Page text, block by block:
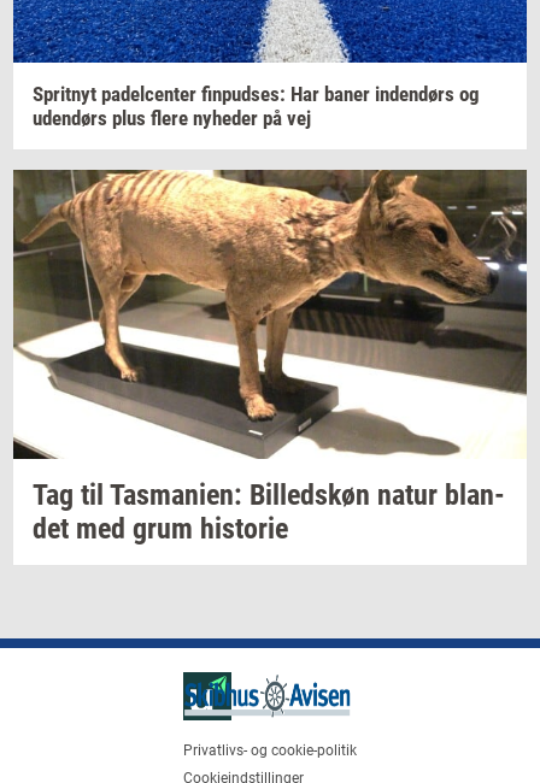
Sprit­nyt pa­del­cen­ter fin­pud­ses: Har baner in­den­dørs og
uden­dørs plus flere nyhe­der på vej
Tag til Tas­ma­ni­en: Bil­leds­køn natur blan­
det med grum hi­sto­rie
Privatlivs- og cookie-politik
Cookieindstillinger